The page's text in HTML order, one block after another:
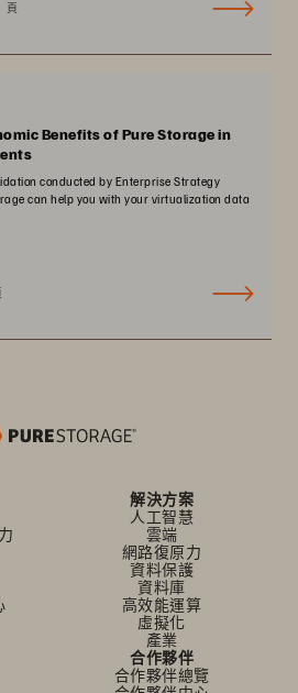
頁
Benefits of Pure Storage in
conducted by Enterprise Strategy
can help you with your virtualization data
解決方案
人工智慧
雲端
網路復原力
資料保護
資料庫
高效能運算
虛擬化
產業
合作夥伴
合作夥伴總覽